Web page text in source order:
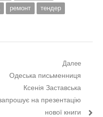
ремонт
тендер
Далее
Следующий
пост:
Одеська письменниця
Ксенія Заставська
на презентацію
нової книги